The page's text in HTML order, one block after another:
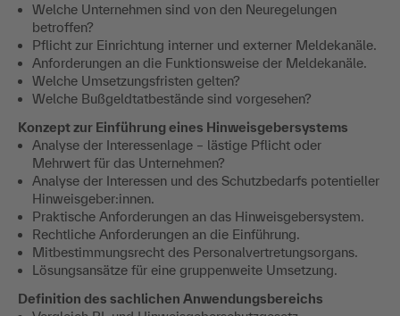
Welche Unternehmen sind von den Neuregelungen
betroffen?
Pflicht zur Einrichtung interner und externer Meldekanäle.
Anforderungen an die Funktionsweise der Meldekanäle.
Welche Umsetzungsfristen gelten?
Welche Bußgeldtatbestände sind vorgesehen?
Konzept zur Einführung eines Hinweisgebersystems
Analyse der Interessenlage – lästige Pflicht oder
Mehrwert für das Unternehmen?
Analyse der Interessen und des Schutzbedarfs potentieller
Hinweisgeber:innen.
Praktische Anforderungen an das Hinweisgebersystem.
Rechtliche Anforderungen an die Einführung.
Mitbestimmungsrecht des Personalvertretungsorgans.
Lösungsansätze für eine gruppenweite Umsetzung.
Definition des sachlichen Anwendungsbereichs